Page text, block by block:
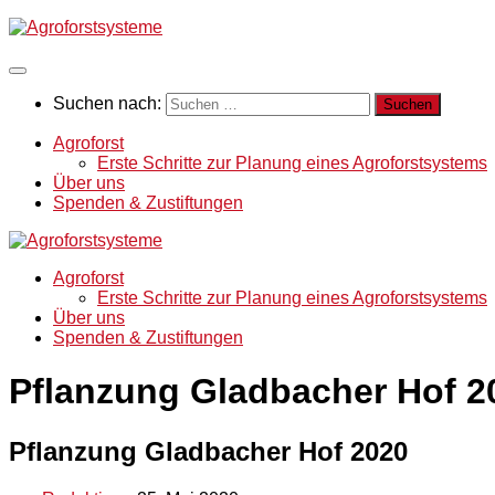
Suchen nach:
Agroforst
Erste Schritte zur Planung eines Agroforstsystems
Über uns
Spenden & Zustiftungen
Agroforst
Erste Schritte zur Planung eines Agroforstsystems
Über uns
Spenden & Zustiftungen
Pflanzung Gladbacher Hof
Pflanzung Gladbacher Hof 2020